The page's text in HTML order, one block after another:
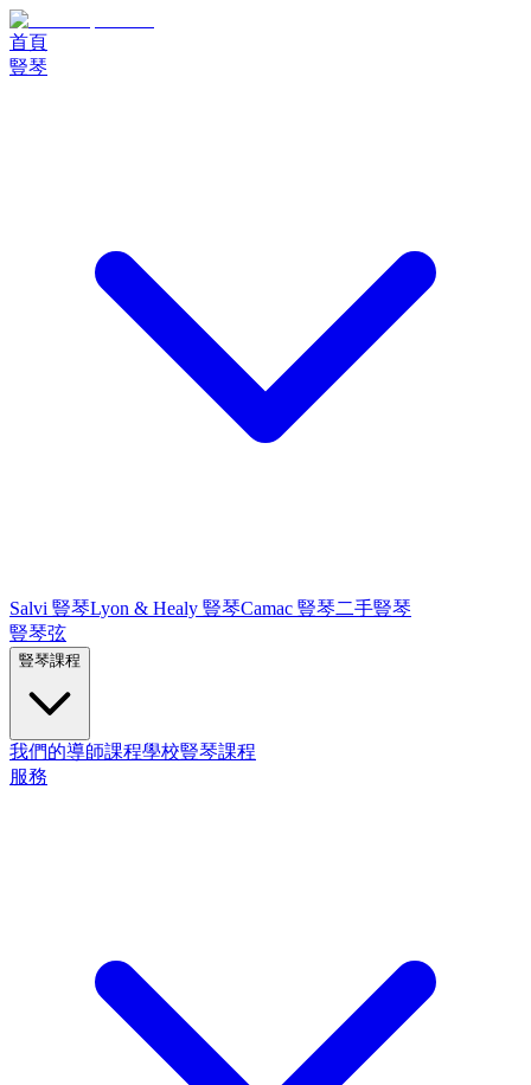
首頁
豎琴
Salvi 豎琴Lyon & Healy 豎琴Camac 豎琴二手豎琴
豎琴弦
豎琴課程
我們的導師課程學校豎琴課程
服務